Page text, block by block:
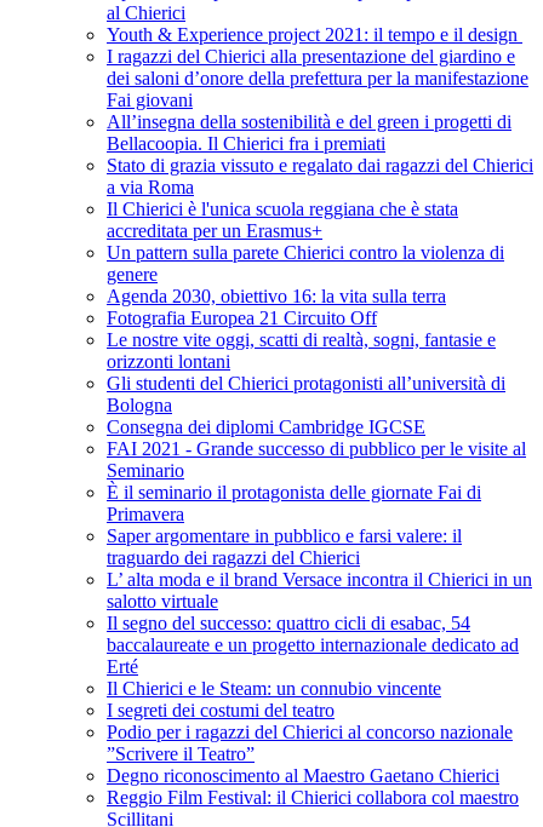
al Chierici
Youth & Experience project 2021: il tempo e il design
I ragazzi del Chierici alla presentazione del giardino e
dei saloni d’onore della prefettura per la manifestazione
Fai giovani
All’insegna della sostenibilità e del green i progetti di
Bellacoopia. Il Chierici fra i premiati
Stato di grazia vissuto e regalato dai ragazzi del Chierici
a via Roma
Il Chierici è l'unica scuola reggiana che è stata
accreditata per un Erasmus+
Un pattern sulla parete Chierici contro la violenza di
genere
Agenda 2030, obiettivo 16: la vita sulla terra
Fotografia Europea 21 Circuito Off
Le nostre vite oggi, scatti di realtà, sogni, fantasie e
orizzonti lontani
Gli studenti del Chierici protagonisti all’università di
Bologna
Consegna dei diplomi Cambridge IGCSE
FAI 2021 - Grande successo di pubblico per le visite al
Seminario
È il seminario il protagonista delle giornate Fai di
Primavera
Saper argomentare in pubblico e farsi valere: il
traguardo dei ragazzi del Chierici
L’ alta moda e il brand Versace incontra il Chierici in un
salotto virtuale
Il segno del successo: quattro cicli di esabac, 54
baccalaureate e un progetto internazionale dedicato ad
Erté
Il Chierici e le Steam: un connubio vincente
I segreti dei costumi del teatro
Podio per i ragazzi del Chierici al concorso nazionale
”Scrivere il Teatro”
Degno riconoscimento al Maestro Gaetano Chierici
Reggio Film Festival: il Chierici collabora col maestro
Scillitani